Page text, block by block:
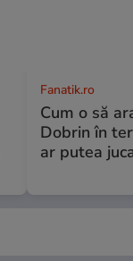
Fanatik.ro
Cum o să
Dobrin în
ar putea